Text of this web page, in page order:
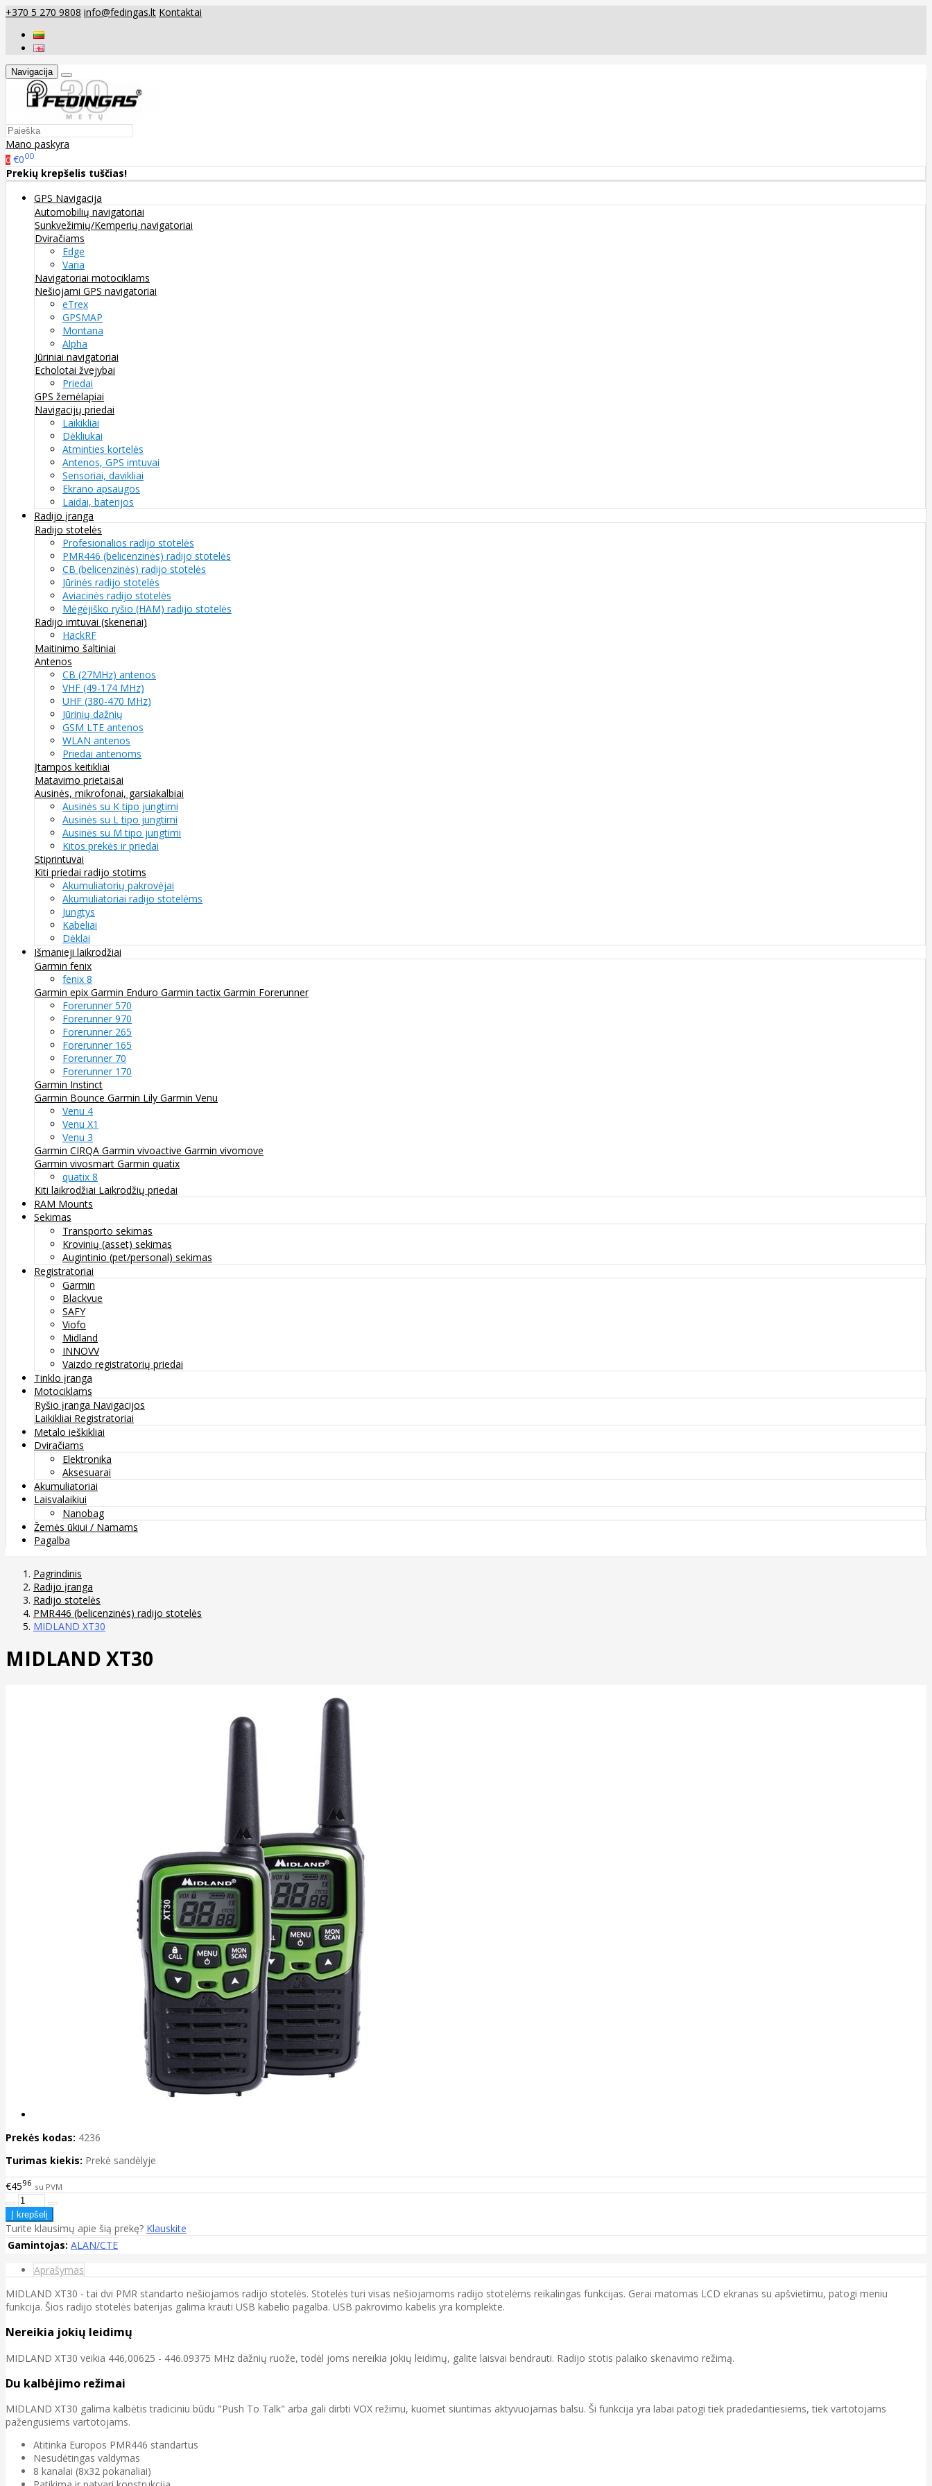
+370 5 270 9808 info@fedingas.lt Kontaktai
Navigacija
Mano paskyra
0 €000
Prekių krepšelis tuščias!
GPS Navigacija
Automobilių navigatoriai
Sunkvežimių/Kemperių navigatoriai
Dviračiams
Edge
Varia
Navigatoriai motociklams
Nešiojami GPS navigatoriai
eTrex
GPSMAP
Montana
Alpha
Jūriniai navigatoriai
Echolotai žvejybai
Priedai
GPS žemėlapiai
Navigacijų priedai
Laikikliai
Dėkliukai
Atminties kortelės
Antenos, GPS imtuvai
Sensoriai, davikliai
Ekrano apsaugos
Laidai, baterijos
Radijo įranga
Radijo stotelės
Profesionalios radijo stotelės
PMR446 (belicenzinės) radijo stotelės
CB (belicenzinės) radijo stotelės
Jūrinės radijo stotelės
Aviacinės radijo stotelės
Mėgėjiško ryšio (HAM) radijo stotelės
Radijo imtuvai (skeneriai)
HackRF
Maitinimo šaltiniai
Antenos
CB (27MHz) antenos
VHF (49-174 MHz)
UHF (380-470 MHz)
Jūrinių dažnių
GSM LTE antenos
WLAN antenos
Priedai antenoms
Įtampos keitikliai
Matavimo prietaisai
Ausinės, mikrofonai, garsiakalbiai
Ausinės su K tipo jungtimi
Ausinės su L tipo jungtimi
Ausinės su M tipo jungtimi
Kitos prekės ir priedai
Stiprintuvai
Kiti priedai radijo stotims
Akumuliatorių pakrovėjai
Akumuliatoriai radijo stotelėms
Jungtys
Kabeliai
Dėklai
Išmanieji laikrodžiai
Garmin fenix
fenix 8
Garmin epix Garmin Enduro Garmin tactix Garmin Forerunner
Forerunner 570
Forerunner 970
Forerunner 265
Forerunner 165
Forerunner 70
Forerunner 170
Garmin Instinct
Garmin Bounce Garmin Lily Garmin Venu
Venu 4
Venu X1
Venu 3
Garmin CIRQA Garmin vivoactive Garmin vivomove
Garmin vivosmart Garmin quatix
quatix 8
Kiti laikrodžiai Laikrodžių priedai
RAM Mounts
Sekimas
Transporto sekimas
Krovinių (asset) sekimas
Augintinio (pet/personal) sekimas
Registratoriai
Garmin
Blackvue
SAFY
Viofo
Midland
INNOVV
Vaizdo registratorių priedai
Tinklo įranga
Motociklams
Ryšio įranga Navigacijos
Laikikliai Registratoriai
Metalo ieškikliai
Dviračiams
Elektronika
Aksesuarai
Akumuliatoriai
Laisvalaikiui
Nanobag
Žemės ūkiui / Namams
Pagalba
Pagrindinis
Radijo įranga
Radijo stotelės
PMR446 (belicenzinės) radijo stotelės
MIDLAND XT30
MIDLAND XT30
Prekės kodas: 4236
Turimas kiekis: Prekė sandėlyje
€4596 su PVM
Turite klausimų apie šią prekę? Klauskite
Gamintojas: ALAN/CTE
Aprašymas
MIDLAND XT30 - tai dvi PMR standarto nešiojamos radijo stotelės. Stotelės turi visas nešiojamoms radijo stotelėms reikalingas funkcijas. Gerai matomas LCD ekranas su apšvietimu, patogi meniu
funkcija. Šios radijo stotelės baterijas galima krauti USB kabelio pagalba. USB pakrovimo kabelis yra komplekte.
Nereikia jokių leidimų
MIDLAND XT30 veikia 446,00625 - 446.09375 MHz dažnių ruože, todėl joms nereikia jokių leidimų, galite laisvai bendrauti. Radijo stotis palaiko skenavimo režimą.
Du kalbėjimo režimai
MIDLAND XT30 galima kalbėtis tradiciniu būdu "Push To Talk" arba gali dirbti VOX režimu, kuomet siuntimas aktyvuojamas balsu. Ši funkcija yra labai patogi tiek pradedantiesiems, tiek vartotojams
pažengusiems vartotojams.
Atitinka Europos PMR446 standartus
Nesudėtingas valdymas
8 kanalai (8x32 pokanaliai)